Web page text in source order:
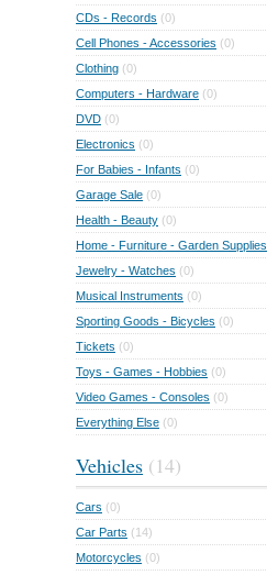
CDs - Records (0)
Cell Phones - Accessories (0)
Clothing (0)
Computers - Hardware (0)
DVD (0)
Electronics (0)
For Babies - Infants (0)
Garage Sale (0)
Health - Beauty (0)
Home - Furniture - Garden Supplies
Jewelry - Watches (0)
Musical Instruments (0)
Sporting Goods - Bicycles (0)
Tickets (0)
Toys - Games - Hobbies (0)
Video Games - Consoles (0)
Everything Else (0)
Vehicles (14)
Cars (0)
Car Parts (14)
Motorcycles (0)